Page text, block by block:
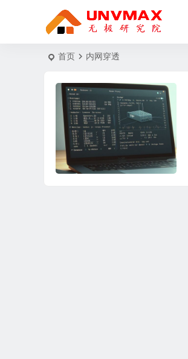
首页 内网穿透